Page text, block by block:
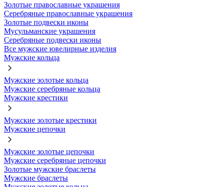
Золотые православные украшения
Серебряные православные украшения
Золотые подвески иконы
Мусульманские украшения
Серебряные подвески иконы
Все мужские ювелирные изделия
Мужские кольца
Мужские золотые кольца
Мужские серебряные кольца
Мужские крестики
Мужские золотые крестики
Мужские цепочки
Мужские золотые цепочки
Мужские серебряные цепочки
Золотые мужские браслеты
Мужские браслеты